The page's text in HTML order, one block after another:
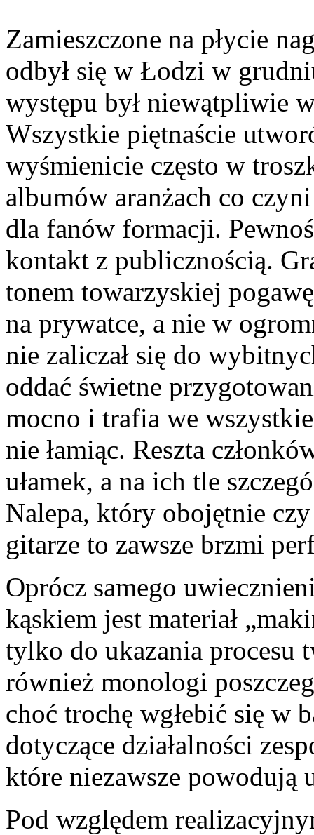
Zamieszczone na płycie
odbył się w Łodzi w
występu był niewątpliwie
Wszystkie piętnaście
wyśmienicie często w
albumów aranżach co
dla fanów formacji.
kontakt z publicznością.
tonem towarzyskiej
na prywatce, a nie w
nie zaliczał się do
oddać świetne
mocno i trafia we
nie łamiąc. Reszta
ułamek, a na ich tle
Nalepa, który obojętnie
gitarze to zawsze brzmi
Oprócz samego
kąskiem jest materiał
tylko do ukazania procesu
również monologi
choć trochę wgłebić się w
dotyczące działalności
które niezawsze powodują
Pod względem